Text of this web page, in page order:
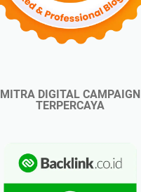
MITRA DIGITAL CAMPAIGN
TERPERCAYA